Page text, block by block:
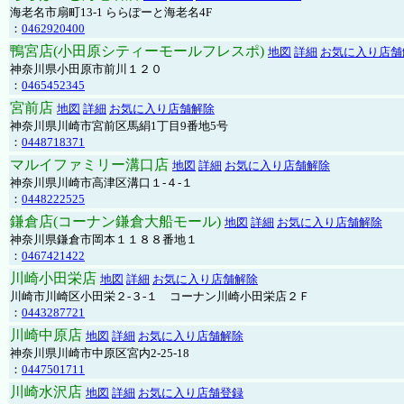
海老名市扇町13-1 ららぽーと海老名4F
： 0462920400
鴨宮店(小田原シティーモールフレスポ) 地図 詳細 お気に入り店
神奈川県小田原市前川１２０
： 0465452345
宮前店 地図 詳細 お気に入り店舗解除
神奈川県川崎市宮前区馬絹1丁目9番地5号
： 0448718371
マルイファミリー溝口店 地図 詳細 お気に入り店舗解除
神奈川県川崎市高津区溝口１-４-１
： 0448222525
鎌倉店(コーナン鎌倉大船モール) 地図 詳細 お気に入り店舗解除
神奈川県鎌倉市岡本１１８８番地１
： 0467421422
川崎小田栄店 地図 詳細 お気に入り店舗解除
川崎市川崎区小田栄２‐３‐１ コーナン川崎小田栄店２Ｆ
： 0443287721
川崎中原店 地図 詳細 お気に入り店舗解除
神奈川県川崎市中原区宮内2-25-18
： 0447501711
川崎水沢店 地図 詳細 お気に入り店舗登録